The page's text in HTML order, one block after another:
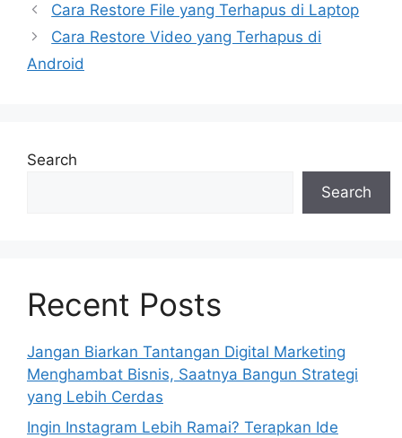
Cara Restore File yang Terhapus di Laptop
Cara Restore Video yang Terhapus di
Android
Search
Search
Recent Posts
Jangan Biarkan Tantangan Digital Marketing
Menghambat Bisnis, Saatnya Bangun Strategi
yang Lebih Cerdas
Ingin Instagram Lebih Ramai? Terapkan Ide